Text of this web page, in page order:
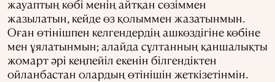
жауаптың көбі менің айтқан сөзіммен
жазылатын, кейде өз қолыммен жазатынмын.
Оған өтінішпен келгендердің ашкөздігіне көбіне
мен ұялатынмын; алайда сұлтанның қаншалықты
жомарт әрі кеңпейіл екенін білгендіктен
ойланбастан олардың өтінішін жеткізетінмін.